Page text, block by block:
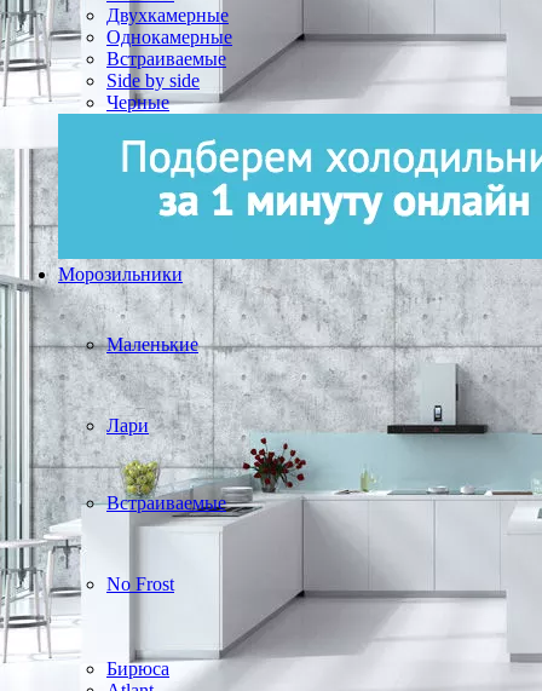
Двухкамерные
Однокамерные
Встраиваемые
Side by side
Черные
Морозильники
Маленькие
Лари
Встраиваемые
No Frost
Бирюса